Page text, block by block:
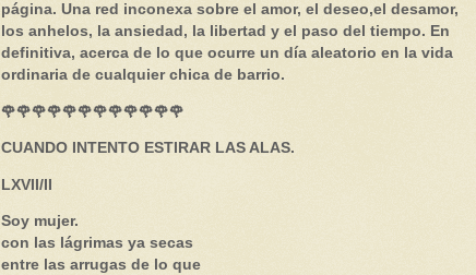
página. Una red inconexa sobre el amor, el deseo,el desamor,
los anhelos, la ansiedad, la libertad y el paso del tiempo. En
definitiva, acerca de lo que ocurre un día aleatorio en la vida
ordinaria de cualquier chica de barrio.
🌹🌹🌹🌹🌹🌹🌹🌹🌹🌹🌹🌹
CUANDO INTENTO ESTIRAR LAS ALAS.
LXVII/II
Soy mujer.
con las lágrimas ya secas
entre las arrugas de lo que